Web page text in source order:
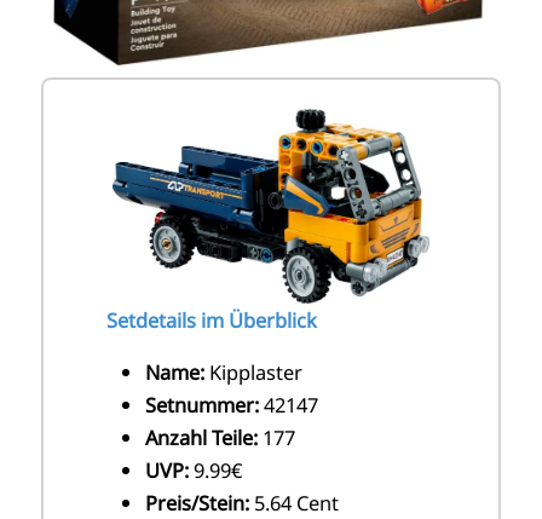
Setdetails im Überblick
Name: Kipplaster
Setnummer:42147
Anzahl Teile: 177
UVP:9.99€
Preis/Stein: 5.64 Cent